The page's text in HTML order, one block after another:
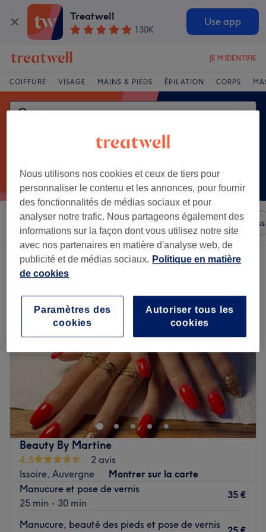
Treatwell
130K
Use app
JE M'IDENTIFIE
COIFFURE VISAGE MAINS & PIEDS ÉPILATION CORPS
Trier par N'importe quel prix Salons Offres Express
Un établissement offrant:manucure à Issoire, Auvergne
Beauty By Martine
4,5
2 avis
Issoire, Auvergne
Montrer sur la carte
Manucure et pose de vernis
25 min - 30 min
35 €
Manucure, beauté des pieds et pose de vernis
Nous utilisons nos cookies et ceux de tiers pour
personnaliser le contenu et les annonces, pour fournir
des fonctionnalités de médias sociaux et pour
analyser notre trafic. Nous partageons également des
informations sur la façon dont vous utilisez notre site
avec nos partenaires en matière d'analyse web, de
publicité et de médias sociaux. Politique en matière
de cookies
Autoriser tous les
cookies
Paramètres des
cookies